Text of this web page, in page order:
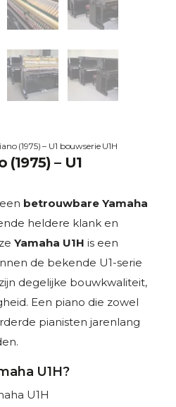
(1975) – U1 bouwserie U1H
(1975) – U1
betrouwbare Yamaha
heldere klank en
Yamaha U1H is een
de bekende U1-serie
degelijke bouwkwaliteit,
Een piano die zowel
pianisten jarenlang
U1H?
U1H